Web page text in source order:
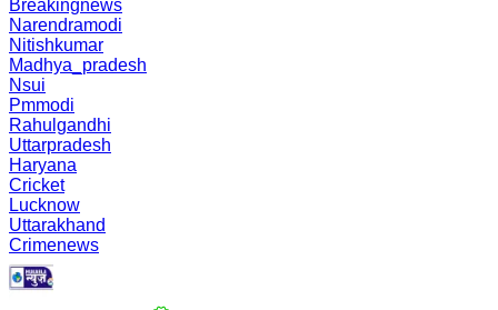
Breakingnews
Narendramodi
Nitishkumar
Madhya_pradesh
Nsui
Pmmodi
Rahulgandhi
Uttarpradesh
Haryana
Cricket
Lucknow
Uttarakhand
Crimenews